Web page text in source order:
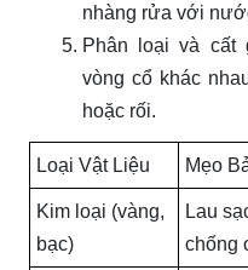
nhàng rửa với
Phân loại và cất
vòng cổ khác
hoặc rối.
Loại Vật Liệu Mẹo
Kim loại (vàng,
bạc)
Lau
chống